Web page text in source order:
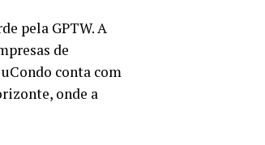
pela GPTW. A
de
conta com
onde a